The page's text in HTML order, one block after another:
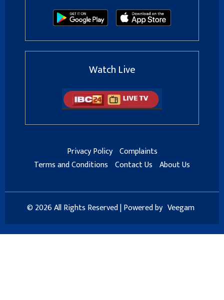
Watch Live
Privacy Policy Complaints
Terms and Conditions Contact Us About Us
© 2026 All Rights Reserved | Powered by Veegam